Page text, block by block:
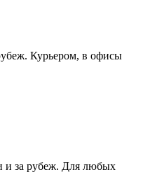
Курьером, в офисы
и за рубеж. Для любых